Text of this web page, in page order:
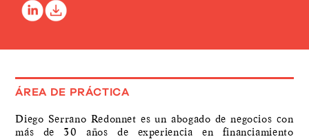
ÁREA DE PRÁCTICA
Diego Serrano Redonnet es un abogado de negocios con
más de 30 años de experiencia en financiamiento